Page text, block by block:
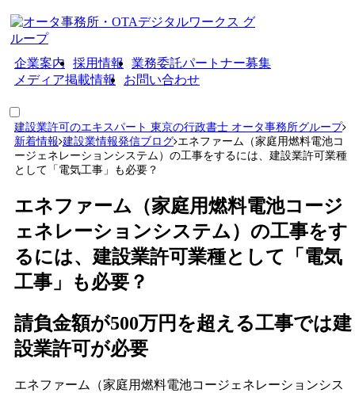
企業案内 採用情報
業務委託パートナー募集
メディア掲載情報
お問い合わせ
建設業許可のエキスパート 東京の行政書士 オータ事務所グループ
新着情報 建設業情報発信ブログ エネファーム（家庭用燃料電池コ
ージェネレーションシステム）の工事をするには、建設業許可業種
として「電気工事」も必要？
エネファーム（家庭用燃料電池コージ
ェネレーションシステム）の工事をす
るには、建設業許可業種として「電気
工事」も必要？
請負金額が500万円を超える工事では建
設業許可が必要
エネファーム（家庭用燃料電池コージェネレーションシス